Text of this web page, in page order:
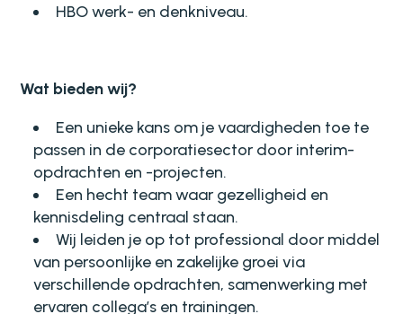
HBO werk- en denkniveau.
Wat bieden wij?
Een unieke kans om je vaardigheden toe te
passen in de corporatiesector door interim-
opdrachten en -projecten.
Een hecht team waar gezelligheid en
kennisdeling centraal staan.
Wij leiden je op tot professional door middel
van persoonlijke en zakelijke groei via
verschillende opdrachten, samenwerking met
ervaren collega’s en trainingen.